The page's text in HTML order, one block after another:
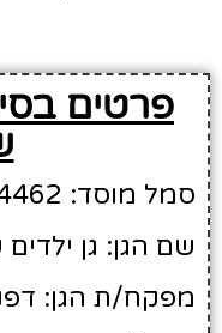
פרטים
סמל מוסד: 524462
שם הגן: גן ילדים
מפקח/ת הגן: